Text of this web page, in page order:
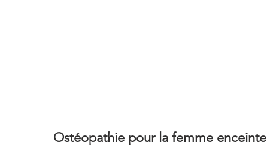
Ostéopathie pour la femme enceinte